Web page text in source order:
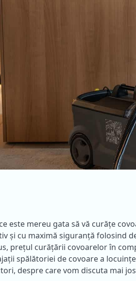
este mereu gata să vă curățe
și cu maximă siguranță folosind
prețul curățării covoarelor în
spălătoriei de covoare a
despre care vom discuta mai